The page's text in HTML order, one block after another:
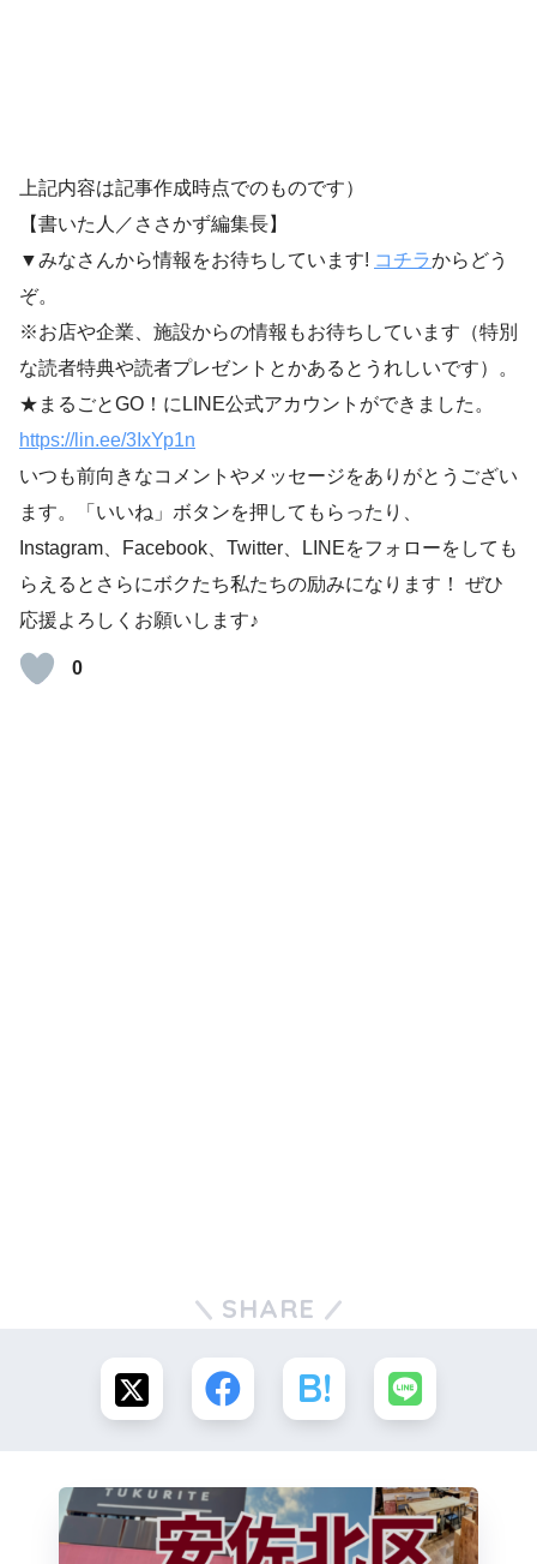
上記内容は記事作成時点でのものです）
【書いた人／ささかず編集長】
▼みなさんから情報をお待ちしています! コチラからどう
ぞ。
※お店や企業、施設からの情報もお待ちしています（特別
な読者特典や読者プレゼントとかあるとうれしいです）。
★まるごとGO！にLINE公式アカウントができました。
https://lin.ee/3IxYp1n
いつも前向きなコメントやメッセージをありがとうござい
ます。「いいね」ボタンを押してもらったり、
Instagram、Facebook、Twitter、LINEをフォローをしても
らえるとさらにボクたち私たちの励みになります！ ぜひ
応援よろしくお願いします♪
0
SHARE